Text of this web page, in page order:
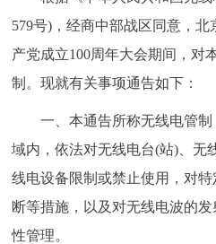
政民互动
12345网上接诉即办
参与调查 在线访
走进北京
北京概况
579号)，经商中部战区同意，
产党成立100周年大会期间，对
制。现就有关事项通告如下：
一、本通告所称无线电管制
域内，依法对无线电台(站)、无
线电设备限制或禁止使用，对
断等措施，以及对无线电波的
性管理。